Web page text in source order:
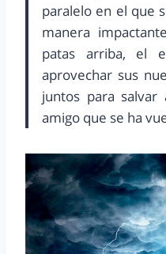
paralelo en el que
manera
patas arriba, el
aprovechar sus
juntos para
amigo que se ha